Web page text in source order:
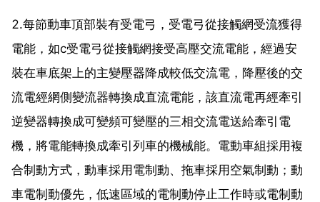
2.每節動車頂部裝有受電弓，受電弓從接觸網受流獲得
電能，如c受電弓從接觸網接受高壓交流電能，經過安
裝在車底架上的主變壓器降成較低交流電，降壓後的交
流電經網側變流器轉換成直流電能，該直流電再經牽引
逆變器轉換成可變頻可變壓的三相交流電送給牽引電
機，將電能轉換成牽引列車的機械能。電動車組採用複
合制動方式，動車採用電制動、拖車採用空氣制動；動
車電制動優先，低速區域的電制動停止工作時或電制動